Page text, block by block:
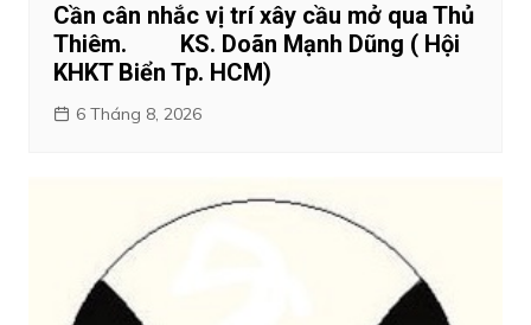
Cần cân nhắc vị trí xây cầu mở qua Thủ
Thiêm. KS. Doãn Mạnh Dũng ( Hội
KHKT Biển Tp. HCM)
6 Tháng 8, 2026